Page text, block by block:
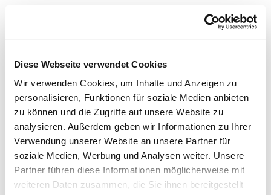
Diese Webseite verwendet Cookies
Wir verwenden Cookies, um Inhalte und Anzeigen zu
personalisieren, Funktionen für soziale Medien anbieten
zu können und die Zugriffe auf unsere Website zu
analysieren. Außerdem geben wir Informationen zu Ihrer
Verwendung unserer Website an unsere Partner für
soziale Medien, Werbung und Analysen weiter. Unsere
Partner führen diese Informationen möglicherweise mit
weiteren Daten zusammen, die Sie ihnen bereitgestellt